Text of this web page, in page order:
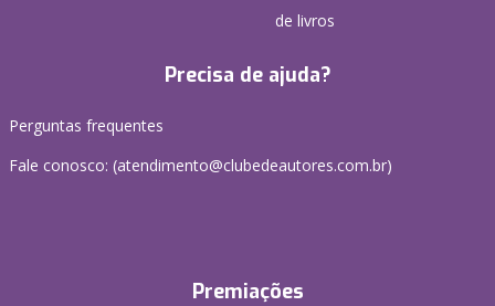
de livros
Precisa de ajuda?
Perguntas frequentes
Fale conosco: (atendimento@clubedeautores.com.br)
Premiações